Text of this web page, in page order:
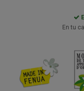
En tu